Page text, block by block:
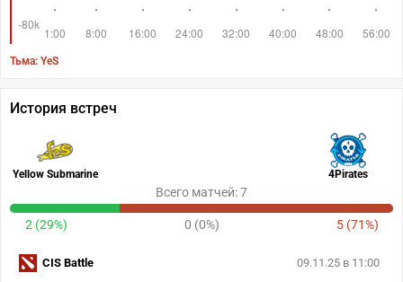
Тьма: YeS
История встреч
Yellow Submarine 4Pirates
Всего матчей: 7
2 (29%) 0 (0%) 5 (71%)
09.11.25 в 11:00
CIS Battle